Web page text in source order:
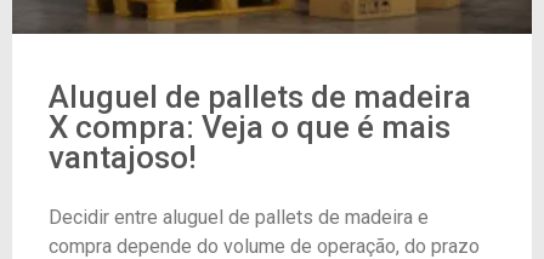
Aluguel de pallets de madeira
X compra: Veja o que é mais
vantajoso!
Decidir entre aluguel de pallets de madeira e
compra depende do volume de operação, do prazo